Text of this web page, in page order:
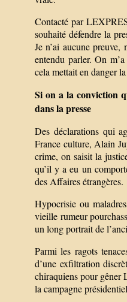
Contacté par
souhaité défendre la
Je n’ai aucune
entendu parler. On
cela mettait en danger
Si on a la conviction
dans la presse
Des déclarations qui
France culture, Alain
crime, on saisit la
qu’il y a eu un
des Affaires étrangères.
Hypocrisie ou
vieille rumeur
un long portrait de
Parmi les ragots
d’une exfiltration
chiraquiens pour gêner
la campagne